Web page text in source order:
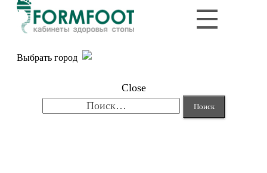
Выбрать город
Close